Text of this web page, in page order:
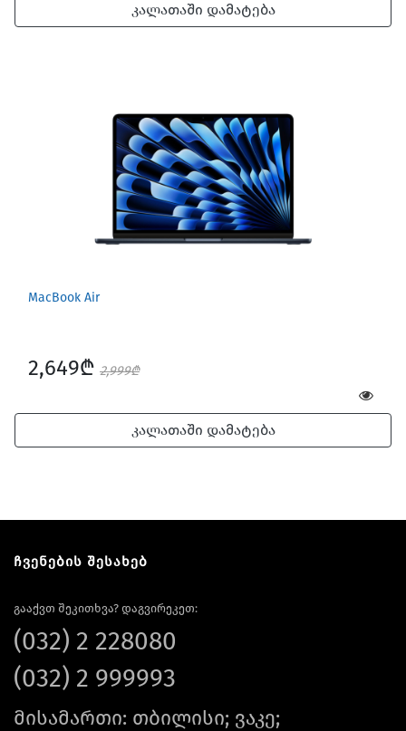
კალათაში დამატება
MacBook Air
2,649₾ 2,999₾
კალათაში დამატება
ჩვენების შესახებ
გააქვთ შეკითხვა? დაგვირეკეთ:
(032) 2 228080
(032) 2 999993
მისამართი: თბილისი; ვაკე;